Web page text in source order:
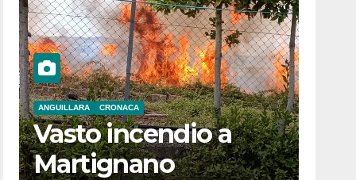
ANGUILLARA CRONACA
Vasto incendio a
Martignano